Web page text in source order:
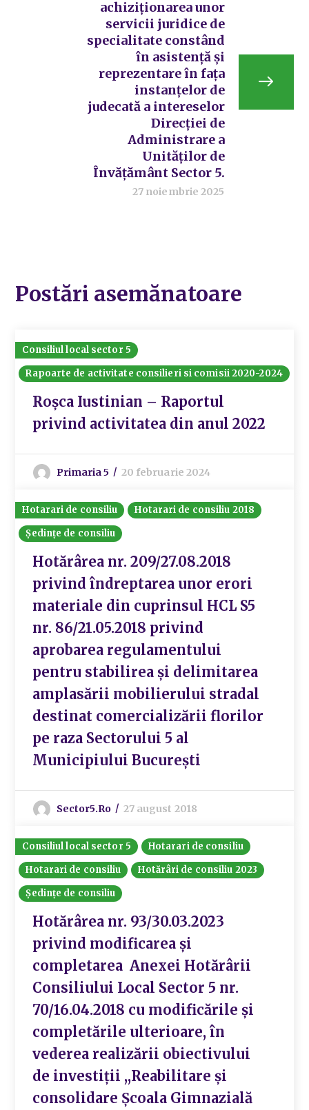
achiziționarea unor
servicii juridice de
specialitate constând
în asistență și
reprezentare în fața
instanțelor de
judecată a intereselor
Direcției de
Administrare a
Unităților de
Învățământ Sector 5.
27 noiembrie 2025
Postări asemănatoare
Consiliul local sector 5
Rapoarte de activitate consilieri si comisii 2020-2024
Roșca Iustinian – Raportul
privind activitatea din anul 2022
Primaria 5 20 februarie 2024
Hotarari de consiliu
Hotarari de consiliu 2018
Ședințe de consiliu
Hotărârea nr. 209/27.08.2018
privind îndreptarea unor erori
materiale din cuprinsul HCL S5
nr. 86/21.05.2018 privind
aprobarea regulamentului
pentru stabilirea și delimitarea
amplasării mobilierului stradal
destinat comercializării florilor
pe raza Sectorului 5 al
Municipiului București
Sector5.ro 27 august 2018
Consiliul local sector 5
Hotarari de consiliu
Hotarari de consiliu
Hotărâri de consiliu 2023
Ședințe de consiliu
Hotărârea nr. 93/30.03.2023
privind modificarea și
completarea Anexei Hotărârii
Consiliului Local Sector 5 nr.
70/16.04.2018 cu modificările și
completările ulterioare, în
vederea realizării obiectivului
de investiții ,,Reabilitare și
consolidare Școala Gimnazială